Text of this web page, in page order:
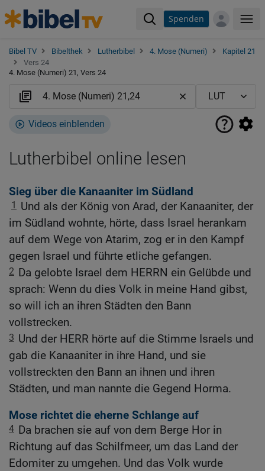
Spenden
Bibel TV Bibelthek Lutherbibel 4. Mose (Numeri)
Kapitel 21
Vers 24
4. Mose (Numeri) 21, Vers 24
Videos einblenden
Lutherbibel online lesen
Sieg über die Kanaaniter im Südland
1
Und als der König von Arad, der Kanaaniter, der
im Südland wohnte, hörte, dass Israel herankam
auf dem Wege von Atarim, zog er in den Kampf
gegen Israel und führte etliche gefangen.
2 Da gelobte Israel dem HERRN ein Gelübde und
sprach: Wenn du dies Volk in meine Hand gibst,
so will ich an ihren Städten den Bann
vollstrecken.
3 Und der HERR hörte auf die Stimme Israels und
gab die Kanaaniter in ihre Hand, und sie
vollstreckten den Bann an ihnen und ihren
Städten, und man nannte die Gegend Horma.
Mose richtet die eherne Schlange auf
4 Da brachen sie auf von dem Berge Hor in
Richtung auf das Schilfmeer, um das Land der
Edomiter zu umgehen. Und das Volk wurde